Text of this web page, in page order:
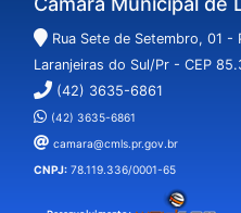
Rua Sete de Setembro, 01 -
Laranjeiras do Sul/Pr - CEP
(42) 3635-6861
(42) 3635-6861
camara@cmls.pr.gov.br
CNPJ: 78.119.336/0001-65